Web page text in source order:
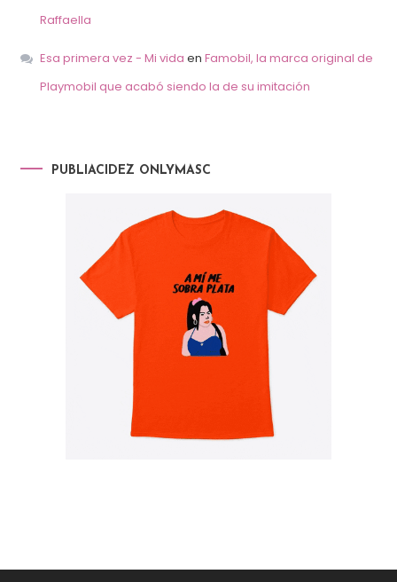
Raffaella
Esa primera vez - Mi vida en Famobil, la marca original de
Playmobil que acabó siendo la de su imitación
PUBLIACIDEZ ONLYMASC